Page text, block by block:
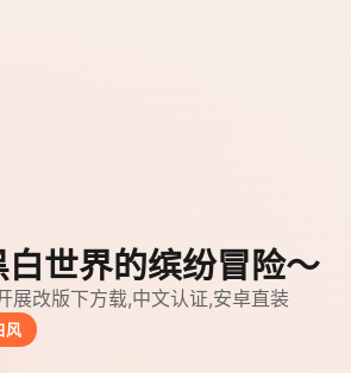
世界的缤纷冒险～
展改版下方载,中文认证,安卓直装
风